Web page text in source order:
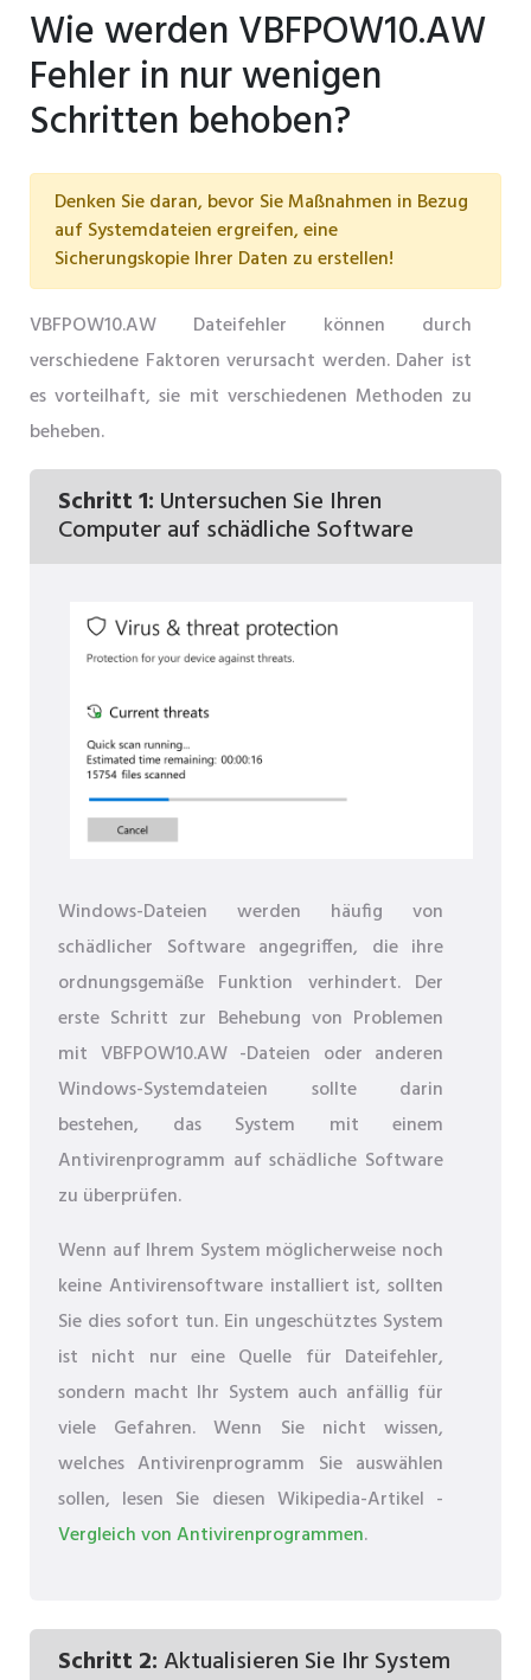
Wie werden VBFPOW10.AW
Fehler in nur wenigen
Schritten behoben?
Denken Sie daran, bevor Sie Maßnahmen in Bezug
auf Systemdateien ergreifen, eine
Sicherungskopie Ihrer Daten zu erstellen!
VBFPOW10.AW Dateifehler können durch
verschiedene Faktoren verursacht werden. Daher ist
es vorteilhaft, sie mit verschiedenen Methoden zu
beheben.
Schritt 1: Untersuchen Sie Ihren
Computer auf schädliche Software
Windows-Dateien werden häufig von
schädlicher Software angegriffen, die ihre
ordnungsgemäße Funktion verhindert. Der
erste Schritt zur Behebung von Problemen
mit VBFPOW10.AW -Dateien oder anderen
Windows-Systemdateien sollte darin
bestehen, das System mit einem
Antivirenprogramm auf schädliche Software
zu überprüfen.
Wenn auf Ihrem System möglicherweise noch
keine Antivirensoftware installiert ist, sollten
Sie dies sofort tun. Ein ungeschütztes System
ist nicht nur eine Quelle für Dateifehler,
sondern macht Ihr System auch anfällig für
viele Gefahren. Wenn Sie nicht wissen,
welches Antivirenprogramm Sie auswählen
sollen, lesen Sie diesen Wikipedia-Artikel -
Vergleich von Antivirenprogrammen.
Schritt 2:Aktualisieren Sie Ihr System